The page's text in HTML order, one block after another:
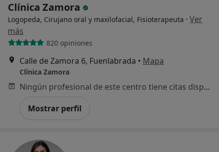
Clínica Zamora
Logopeda, Cirujano oral y maxilofacial, Fisioterapeuta · Ver
más
820 opiniones
Calle de Zamora 6, Fuenlabrada • Mapa
Clínica Zamora
Ningún profesional de este centro tiene citas disponibles
Mostrar perfil